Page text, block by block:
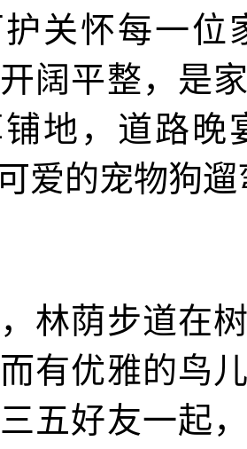
关怀每一位
阔平整，是
地，道路晚
爱的宠物狗
林荫步道在
有优雅的鸟
五好友一起